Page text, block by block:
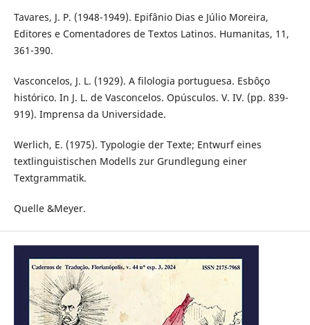
Tavares, J. P. (1948-1949). Epifânio Dias e Júlio Moreira,
Editores e Comentadores de Textos Latinos. Humanitas, 11,
361-390.
Vasconcelos, J. L. (1929). A filologia portuguesa. Esbôço
histórico. In J. L. de Vasconcelos. Opúsculos. V. IV. (pp. 839-
919). Imprensa da Universidade.
Werlich, E. (1975). Typologie der Texte; Entwurf eines
textlinguistischen Modells zur Grundlegung einer
Textgrammatik.
Quelle &Meyer.